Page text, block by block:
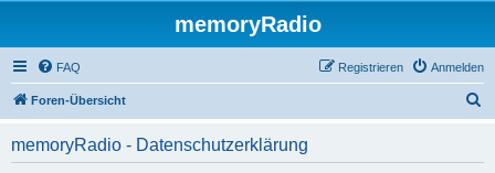
memoryRadio
FAQ Anmelden
Registrieren
Foren-Übersicht
memoryRadio - Datenschutzerklärung